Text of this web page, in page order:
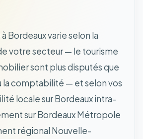
Bordeaux varie selon la
votre secteur — le tourisme
sont plus disputés que
la comptabilité — et selon vos
locale sur Bordeaux intra-
sur Bordeaux Métropole
régional Nouvelle-